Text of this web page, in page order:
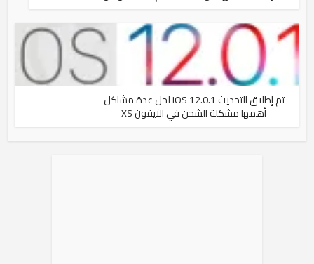
تم إطلاق التحديث iOS 12.0.1 لحل عدة مشاكل
أهمها مشكلة الشحن في الآيفون XS